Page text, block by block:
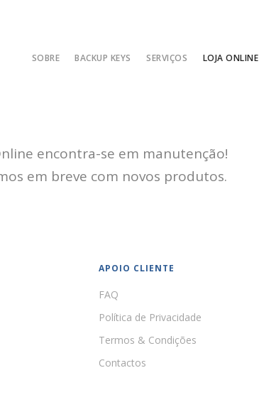
SOBRE BACKUP KEYS SERVIÇOS LOJA ONLINE
encontra-se em manutenção!
em breve com novos produtos.
APOIO CLIENTE
FAQ
Política de Privacidade
Termos & Condições
Contactos